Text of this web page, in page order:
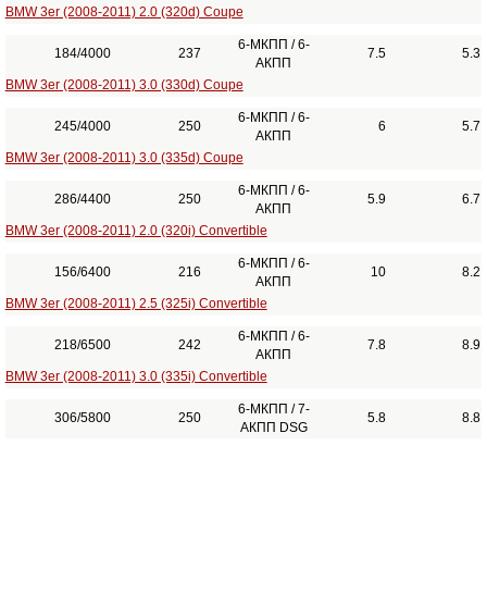
BMW 3er (2008-2011) 2.0 (320d) Coupe
184/4000 237
6-МКПП / 6-
АКПП
7.5 5.3
BMW 3er (2008-2011) 3.0 (330d) Coupe
245/4000 250
6-МКПП / 6-
АКПП
6 5.7
BMW 3er (2008-2011) 3.0 (335d) Coupe
286/4400 250
6-МКПП / 6-
АКПП
5.9 6.7
BMW 3er (2008-2011) 2.0 (320i) Convertible
156/6400 216
6-МКПП / 6-
АКПП
10 8.2
BMW 3er (2008-2011) 2.5 (325i) Convertible
218/6500 242
6-МКПП / 6-
АКПП
7.8 8.9
BMW 3er (2008-2011) 3.0 (335i) Convertible
306/5800 250
6-МКПП / 7-
АКПП DSG
5.8 8.8